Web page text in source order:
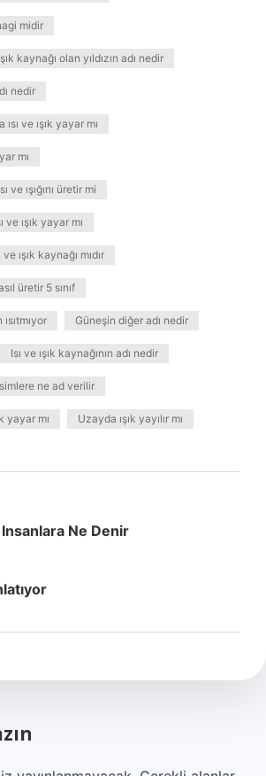
midir
kaynağı olan yıldızın adı nedir
nedir
ve ışık yayar mı
mı
ve ışığını üretir mi
ve ışık yayar mı
ışık kaynağı mıdır
üretir 5 sınıf
Güneşin diğer adı nedir
Isı ve ışık kaynağının adı nedir
ne ad verilir
yayar mı Uzayda ışık yayılır mı
Ne Denir